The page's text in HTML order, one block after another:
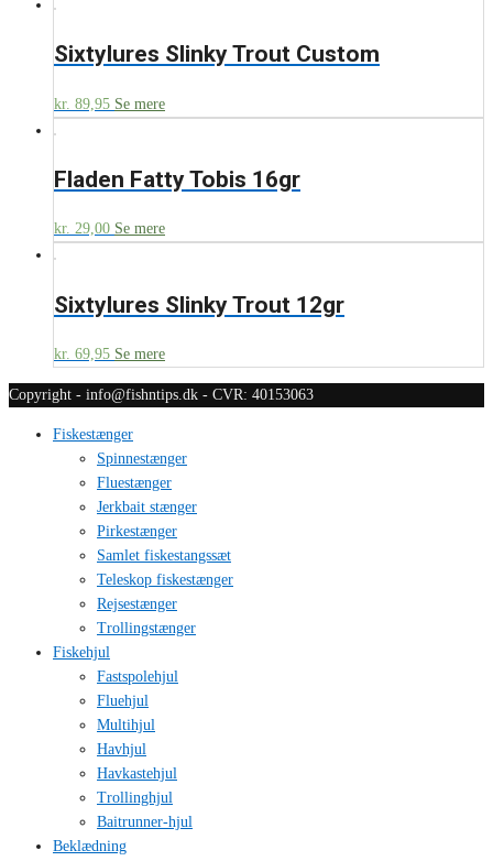
Sixtylures Slinky Trout Custom
kr. 89,95 Se mere
Fladen Fatty Tobis 16gr
kr. 29,00 Se mere
Sixtylures Slinky Trout 12gr
kr. 69,95 Se mere
Copyright - info@fishntips.dk - CVR: 40153063
Fiskestænger
Spinnestænger
Fluestænger
Jerkbait stænger
Pirkestænger
Samlet fiskestangssæt
Teleskop fiskestænger
Rejsestænger
Trollingstænger
Fiskehjul
Fastspolehjul
Fluehjul
Multihjul
Havhjul
Havkastehjul
Trollinghjul
Baitrunner-hjul
Beklædning